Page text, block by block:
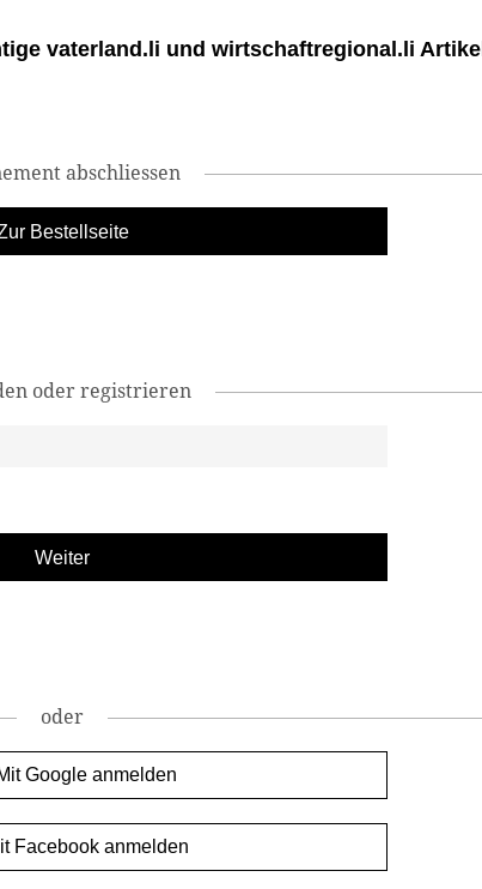
vaterland.li und wirtschaftregional.li Artikel
abschliessen
Bestellseite
oder registrieren
oder
Google anmelden
Facebook anmelden